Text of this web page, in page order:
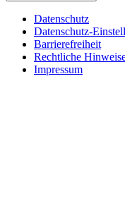
Datenschutz
Datenschutz-
Barrierefreiheit
Rechtliche
Impressum